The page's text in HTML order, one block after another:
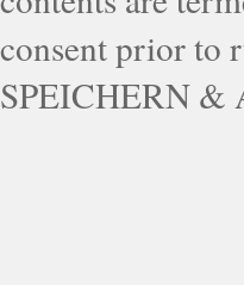
consent prior to
SPEICHERN &